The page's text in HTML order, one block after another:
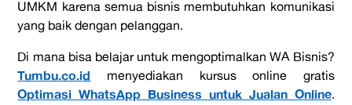
UMKM karena semua bisnis membutuhkan komunikasi
yang baik dengan pelanggan.
Di mana bisa belajar untuk mengoptimalkan WA Bisnis?
Tumbu.co.id menyediakan kursus online gratis
Optimasi WhatsApp Business untuk Jualan Online.